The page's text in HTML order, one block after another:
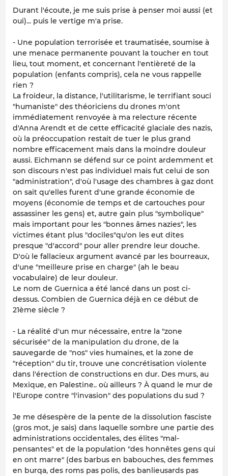
Durant l'écoute, je me suis prise à penser moi aussi (et
oui)... puis le vertige m'a prise.
- Une population terrorisée et traumatisée, soumise à
une menace permanente pouvant la toucher en tout
lieu, tout moment, et concernant l'entièreté de la
population (enfants compris), cela ne vous rappelle
rien ?
La froideur, la distance, l'utilitarisme, le terrifiant souci
"humaniste" des théoriciens du drones m'ont
immédiatement renvoyée à ma relecture récente
d'Anna Arendt et de cette efficacité glaciale des nazis,
où la préoccupation restait de tuer le plus grand
nombre efficacement mais dans la moindre douleur
aussi. Eichmann se défend sur ce point ardemment et
son discours n'est pas individuel mais fut celui de son
"administration", d'où l'usage des chambres à gaz dont
on sait qu'elles furent d'une grande économie de
moyens (économie de temps et de cartouches pour
assassiner les gens) et, autre gain plus "symbolique"
mais important pour les "bonnes âmes nazies", les
victimes étant plus "dociles"qu'on les eut dites
presque "d'accord" pour aller prendre leur douche.
D'où le fallacieux argument avancé par les bourreaux,
d'une "meilleure prise en charge" (ah le beau
vocabulaire) de leur douleur.
Le nom de Guernica a été lancé dans un post ci-
dessus. Combien de Guernica déjà en ce début de
21ème siècle ?
- La réalité d'un mur nécessaire, entre la "zone
sécurisée" de la manipulation du drone, de la
sauvegarde de "nos" vies humaines, et la zone de
"réception" du tir, trouve une concrétisation violente
dans l'érection de constructions en dur. Des murs, au
Mexique, en Palestine.. où ailleurs ? À quand le mur de
l'Europe contre "l'invasion" des populations du sud ?
Je me désespère de la pente de la dissolution fasciste
(gros mot, je sais) dans laquelle sombre une partie des
administrations occidentales, des élites "mal-
pensantes" et de la population "des honnêtes gens qui
en ont marre" (des barbus en babouches, des femmes
en burqa, des roms pas polis, des banlieusards pas